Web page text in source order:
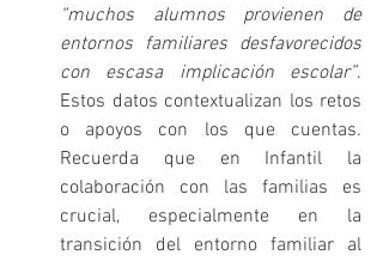
“muchos alumnos provienen de
entornos familiares desfavorecidos
con escasa implicación escolar”.
Estos datos contextualizan los retos
o apoyos con los que cuentas.
Recuerda que en Infantil la
colaboración con las familias es
crucial, especialmente en la
transición del entorno familiar al